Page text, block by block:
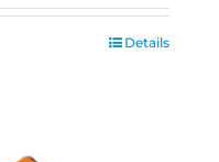
Details